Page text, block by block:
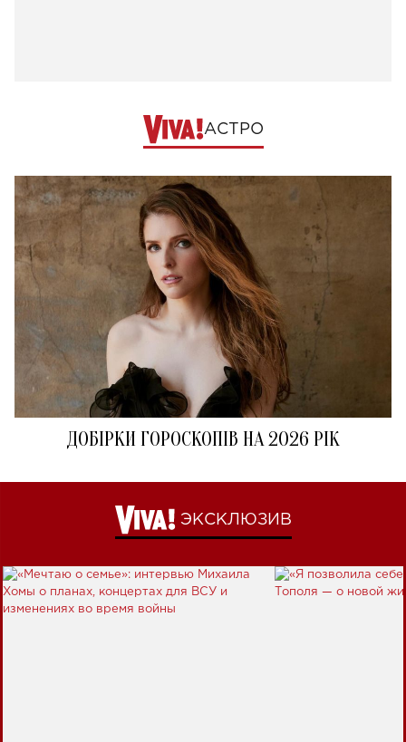
АСТРО
ДОБІРКИ ГОРОСКОПІВ НА 2026 РІК
ЭКСКЛЮЗИВ